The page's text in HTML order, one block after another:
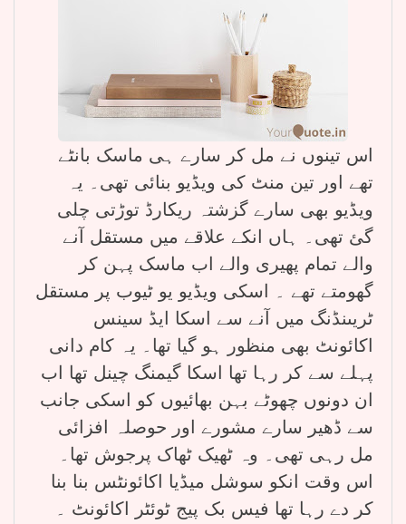
اس تینوں نے مل کر سارے ہی ماسک بانٹے
تھے اور تین منٹ کی ویڈیو بنائی تھی۔ یہ
ویڈیو بھی سارے گزشتہ ریکارڈ توڑتی چلی
گئ تھی۔ ہاں انکے علاقے میں مستقل آنے
والے تمام پھیری والے اب ماسک پہن کر
گھومتے تھے ۔ اسکی ویڈیو یو ٹیوب پر مستقل
ٹریںنڈنگ میں آنے سے اسکا ایڈ سینس
اکائونٹ بھی منظور ہو گیا تھا۔ یہ کام دانی
پہلے سے کر رہا تھا اسکا گیمنگ چینل تھا اب
ان دونوں چھوٹے بہن بھائیوں کو اسکی جانب
سے ڈھیر سارے مشورے اور حوصلہ افزائی
مل رہی تھی۔ وہ ٹھیک ٹھاک پرجوش تھا۔
اس وقت انکو سوشل میڈیا اکائونٹس بنا بنا
کر دے رہا تھا فیس بک پیج ٹوئٹر اکائونٹ ۔